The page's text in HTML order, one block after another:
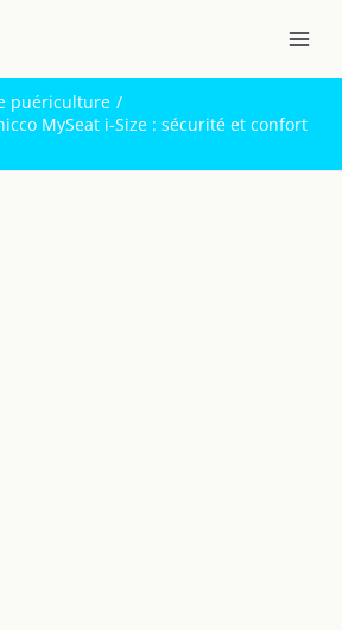
puériculture
MySeat i-Size : sécurité et confort